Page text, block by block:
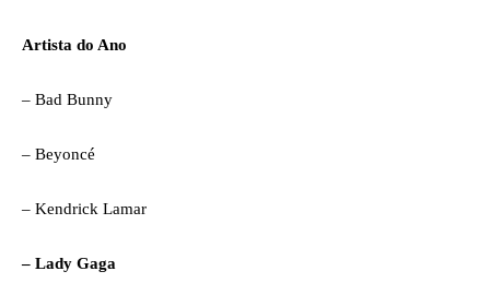
Artista do Ano
– Bad Bunny
– Beyoncé
– Kendrick Lamar
– Lady Gaga